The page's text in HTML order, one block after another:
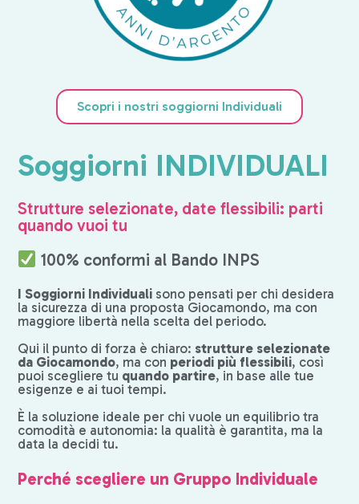
Scopri i nostri soggiorni Individuali
Soggiorni INDIVIDUALI
Strutture selezionate, date flessibili: parti
quando vuoi tu
100% conformi al Bando INPS
I Soggiorni Individuali sono pensati per chi desidera
la sicurezza di una proposta Giocamondo, ma con
maggiore libertà nella scelta del periodo.
Qui il punto di forza è chiaro: strutture selezionate
da Giocamondo, ma con periodi più flessibili, così
puoi scegliere tu quando partire, in base alle tue
esigenze e ai tuoi tempi.
È la soluzione ideale per chi vuole un equilibrio tra
comodità e autonomia: la qualità è garantita, ma la
data la decidi tu.
Perché scegliere un Gruppo Individuale